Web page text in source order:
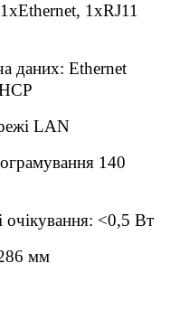
1хRJ11
даних: Ethernet
LAN
140
<0,5 Вт
мм